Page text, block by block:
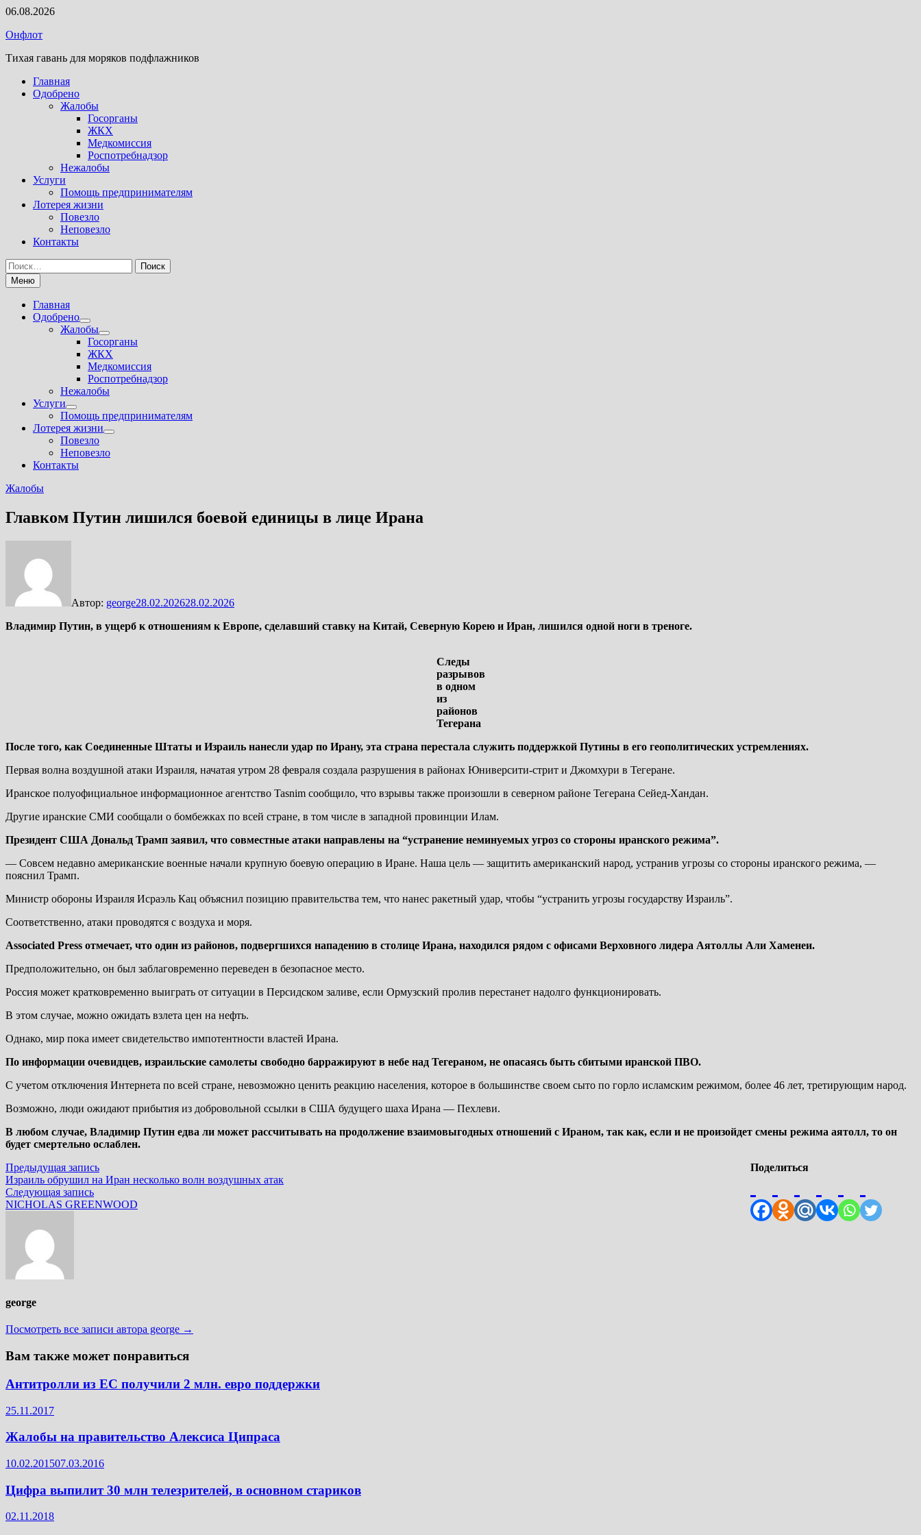
Перейти
содержимому
06.08.2026
Онфлот
Тихая гавань для моряков подфлажников
Главная
Одобрено
Жалобы
Госорганы
ЖКХ
Медкомиссия
Роспотребнадзор
Нежалобы
Услуги
Помощь предпринимателям
Лотерея жизни
Повезло
Неповезло
Контакты
Найти:
Меню
Главная
Одобрено
Показать
подменю
Жалобы
Показать
подменю
Госорганы
ЖКХ
Медкомиссия
Роспотребнадзор
Нежалобы
Услуги
Показать
подменю
Помощь предпринимателям
Лотерея жизни
Показать
Повезло
Неповезло
Контакты
Жалобы
Главком Путин лишился боевой единицы в лице Ирана
Автор: george28.02.202628.02.2026
Владимир Путин, в ущерб к отношениям к Европе, сделавший ставку на Китай, Северную Корею и Иран, лишился одной ноги в треноге.
Следы
разрывов
в одном
из
районов
Тегерана
После того, как Соединенные Штаты и Израиль нанесли удар по Ирану, эта страна перестала служить поддержкой Путины в его геополитических устремлениях.
Первая волна воздушной атаки Израиля, начатая утром 28 февраля создала разрушения в районах Юниверсити-стрит и Джомхури в Тегеране.
Иранское полуофициальное информационное агентство Tasnim сообщило, что взрывы также произошли в северном районе Тегерана Сейед-Хандан.
Другие иранские СМИ сообщали о бомбежках по всей стране, в том числе в западной провинции Илам.
Президент США Дональд Трамп заявил, что совместные атаки направлены на “устранение неминуемых угроз со стороны иранского режима”.
— Совсем недавно американские военные начали крупную боевую операцию в Иране. Наша цель — защитить американский народ, устранив угрозы со стороны иранского режима, —
пояснил Трамп.
Министр обороны Израиля Исраэль Кац объяснил позицию правительства тем, что нанес ракетный удар, чтобы “устранить угрозы государству Израиль”.
Соответственно, атаки проводятся с воздуха и моря.
Associated Press отмечает, что один из районов, подвергшихся нападению в столице Ирана, находился рядом с офисами Верховного лидера Аятоллы Али Хаменеи.
Предположительно, он был заблаговременно переведен в безопасное место.
Россия может кратковременно выиграть от ситуации в Персидском заливе, если Ормузский пролив перестанет надолго функционировать.
В этом случае, можно ожидать взлета цен на нефть.
Однако, мир пока имеет свидетельство импотентности властей Ирана.
По информации очевидцев, израильские самолеты свободно барражируют в небе над Тегераном, не опасаясь быть сбитыми иранской ПВО.
С учетом отключения Интернета по всей стране, невозможно ценить реакцию населения, которое в большинстве своем сыто по горло исламским режимом, более 46 лет, третирующим народ.
Возможно, люди ожидают прибытия из добровольной ссылки в США будущего шаха Ирана — Пехлеви.
В любом случае, Владимир Путин едва ли может рассчитывать на продолжение взаимовыгодных отношений с Ираном, так как, если и не произойдет смены режима аятолл, то он
будет смертельно ослаблен.
Поделиться
Навигация
по
записям
Предыдущая записьПредыдущая
запись:
Израиль обрушил на Иран несколько волн воздушных атак
Следующая записьСледующая
запись:
NICHOLAS GREENWOOD
george
Посмотреть все записи автора george →
Вам также может понравиться
Антитролли из ЕС получили 2 млн. евро поддержки
25.11.2017
Жалобы на правительство Алексиса Ципраса
10.02.201507.03.2016
Цифра выпилит 30 млн телезрителей, в основном стариков
02.11.2018